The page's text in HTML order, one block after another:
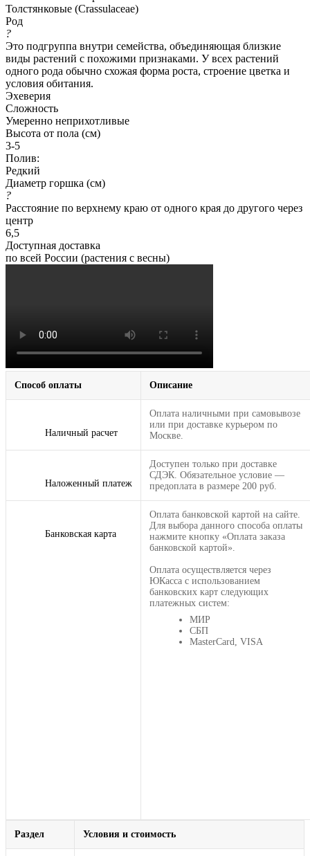
Толстянковые (Crassulaceae)
Род
?
Это подгруппа внутри семейства, объединяющая близкие
виды растений с похожими признаками. У всех растений
одного рода обычно схожая форма роста, строение цветка и
условия обитания.
Эхеверия
Сложность
Умеренно неприхотливые
Высота от пола (см)
3-5
Полив:
Редкий
Диаметр горшка (см)
?
Расстояние по верхнему краю от одного края до другого через
центр
6,5
Доступная доставка
по всей России (растения с весны)
Способ оплаты Описание
Наличный расчет
Оплата наличными при самовывозе
или при доставке курьером по
Москве.
Наложенный платеж
Доступен только при доставке
СДЭК. Обязательное условие —
предоплата в размере 200 руб.
Банковская карта
Оплата банковской картой на сайте.
Для выбора данного способа оплаты
нажмите кнопку «Оплата заказа
банковской картой».
Оплата осуществляется через
ЮКасса с использованием
банковских карт следующих
платежных систем:
МИР
СБП
MasterCard, VISA
Раздел Условия и стоимость